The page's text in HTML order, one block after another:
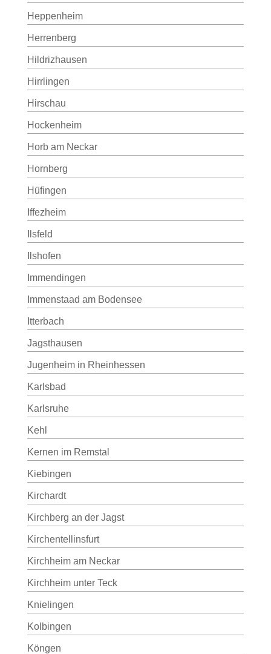
Heppenheim
Herrenberg
Hildrizhausen
Hirrlingen
Hirschau
Hockenheim
Horb am Neckar
Hornberg
Hüfingen
Iffezheim
Ilsfeld
Ilshofen
Immendingen
Immenstaad am Bodensee
Itterbach
Jagsthausen
Jugenheim in Rheinhessen
Karlsbad
Karlsruhe
Kehl
Kernen im Remstal
Kiebingen
Kirchardt
Kirchberg an der Jagst
Kirchentellinsfurt
Kirchheim am Neckar
Kirchheim unter Teck
Knielingen
Kolbingen
Köngen